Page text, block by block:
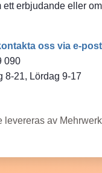
ett erbjudande eller
oss via e‑post
090
8-21, Lördag 9-17
levereras av